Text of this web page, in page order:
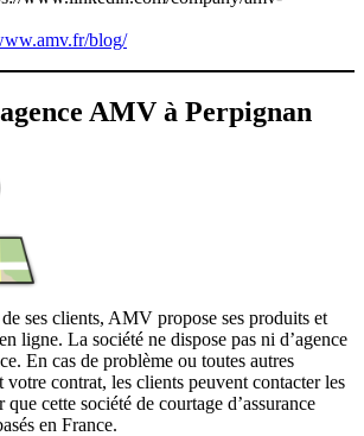
blog/
AMV à Perpignan
ses clients, AMV propose ses produits et
ligne. La société ne dispose pas ni d’agence
En cas de problème ou toutes autres
votre contrat, les clients peuvent contacter les
que cette société de courtage d’assurance
en France.